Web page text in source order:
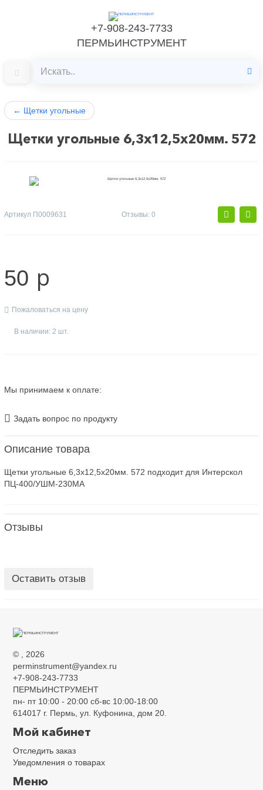
+7-908-243-7733
ПЕРМЬИНСТРУМЕНТ
← Щетки угольные
Щетки угольные 6,3х12,5х20мм. 572
Артикул П0009631 Отзывы: 0
50 p
Пожаловаться на цену
В наличии: 2 шт.
Мы принимаем к оплате:
Задать вопрос по продукту
Описание товара
Щетки угольные 6,3х12,5х20мм. 572 подходит для Интерскол
ПЦ-400/УШМ-230МА
Отзывы
Оставить отзыв
©
, 2026
perminstrument@yandex.ru
+7-908-243-7733
ПЕРМЬИНСТРУМЕНТ
пн- пт 10:00 - 20:00 сб-вс 10:00-18:00
614017 г. Пермь, ул. Куфонина, дом 20.
Мой кабинет
Отследить заказ
Уведомления о товарах
Меню
Сейчас недоступен